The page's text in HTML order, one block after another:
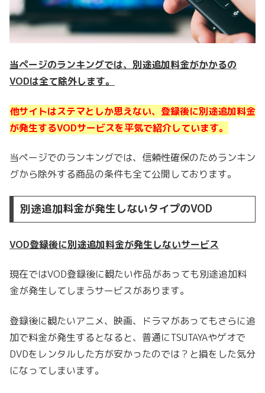
当ページのランキングでは、別途追加料金がかかるの
VODは全て除外します。
他サイトはステマとしか思えない、登録後に別途追加料金
が発生するVODサービスを平気で紹介しています。
当ページでのランキングでは、信頼性確保のためランキン
グから除外する商品の条件も全て公開しております。
別途追加料金が発生しないタイプのVOD
VOD登録後に別途追加料金が発生しないサービス
現在ではVOD登録後に観たい作品があっても別途追加料
金が発生してしまうサービスがあります。
登録後に観たいアニメ、映画、ドラマがあってもさらに追
加で料金が発生するとなると、普通にTSUTAYAやゲオで
DVDをレンタルした方が安かったのでは？と損をした気分
になってしまいます。